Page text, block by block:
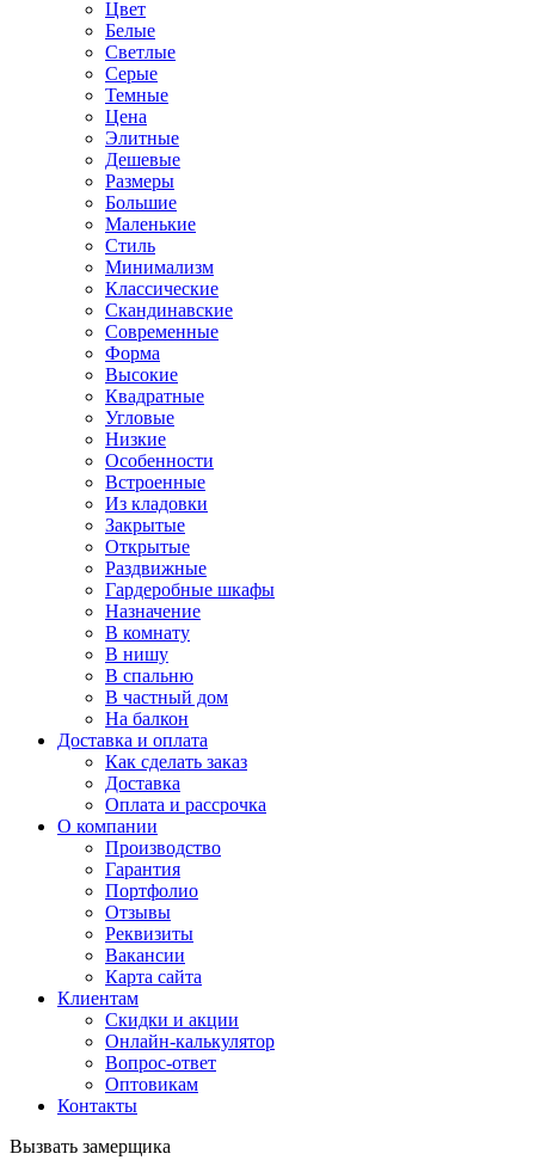
Цвет
Белые
Светлые
Серые
Темные
Цена
Элитные
Дешевые
Размеры
Большие
Маленькие
Стиль
Минимализм
Классические
Скандинавские
Современные
Форма
Высокие
Квадратные
Угловые
Низкие
Особенности
Встроенные
Из кладовки
Закрытые
Открытые
Раздвижные
Гардеробные шкафы
Назначение
В комнату
В нишу
В спальню
В частный дом
На балкон
Доставка и оплата
Как сделать заказ
Доставка
Оплата и рассрочка
О компании
Производство
Гарантия
Портфолио
Отзывы
Реквизиты
Вакансии
Карта сайта
Клиентам
Скидки и акции
Онлайн-калькулятор
Вопрос-ответ
Оптовикам
Контакты
Вызвать замерщика